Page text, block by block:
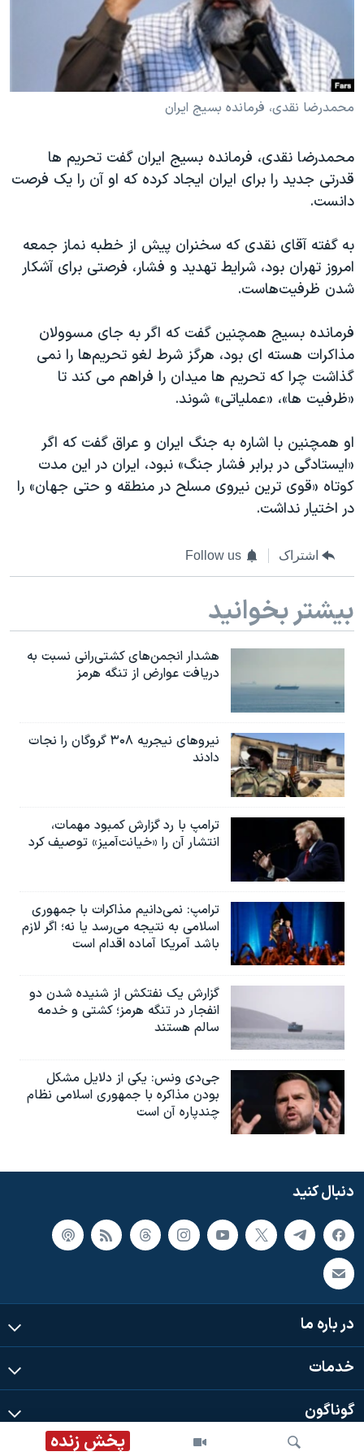
فرهنگ و زندگی
حقوق شهروندی
اقتصادی
علم و فناوری
گالری عکس
آرشیو پخش زنده
انتخابات ریاست جمهوری آمریکا ۲۰۲۴
حمله جمهوری اسلامی به اسرائیل
رمز مهسا
اعتراضات زن، زندگی، آزادی
مجموعه مستندهای دادخواهی
دادگاه حمید نوری
چهل سال گروگان‌گیری
اعتراضات مردمی آبان ۹۸
اسرائیل در جنگ
نرگس محمدی برنده جایزه نوبل صلح
صفحه‌های ویژه
سفر پرزیدنت ترامپ به چین
پخش زنده
محمدرضا نقدی، فرمانده بسیج ایران
محمدرضا نقدی، فرمانده بسیج ایران گفت تحریم ها
قدرتی جدید را برای ایران ایجاد کرده که او آن را یک فرصت
دانست.
به گفته آقای نقدی که سخنران پیش از خطبه نماز جمعه
امروز تهران بود، شرایط تهدید و فشار، فرصتی برای آشکار
شدن ظرفیت‌هاست.
فرمانده بسیج همچنین گفت که اگر به جای مسوولان
مذاکرات هسته ای بود، هرگز شرط لغو تحریم‌ها را نمی
گذاشت چرا که تحریم ها میدان را فراهم می کند تا
«ظرفیت ها»، «عملیاتی» شوند.
او همچنین با اشاره به جنگ ایران و عراق گفت که اگر
«ایستادگی در برابر فشار جنگ» نبود، ایران در این مدت
کوتاه «قوی ‌ترین نیروی مسلح در منطقه و حتی جهان» را
در اختیار نداشت.
اشتراک Follow us
بیشتر بخوانید
هشدار انجمن‌های کشتی‌رانی نسبت به
دریافت عوارض از تنگه هرمز
نیروهای نیجریه‌ ۳۰۸ گروگان را نجات
دادند
ترامپ با رد گزارش کمبود مهمات،
انتشار آن را «خیانت‌آمیز» توصیف کرد
ترامپ: نمی‌دانیم مذاکرات با جمهوری
اسلامی به نتیجه می‌رسد یا نه؛ اگر لازم
باشد آمریکا آماده اقدام است
گزارش یک نفتکش از شنیده شدن دو
انفجار در تنگه هرمز؛ کشتی و خدمه
سالم هستند
جی‌دی ونس: یکی از دلایل مشکل
بودن مذاکره با جمهوری اسلامی نظام
چندپاره آن است
دنبال کنید
در باره ما
خدمات
گوناگون